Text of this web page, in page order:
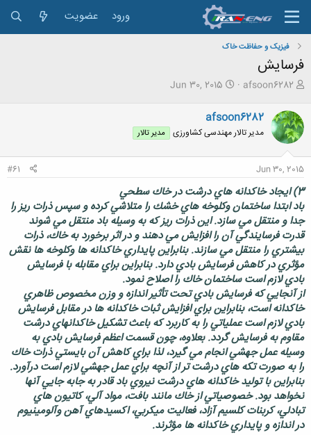
ورود عضویت
فیزیک و حفاظت خاک
فرسایش
ش
و
ع
ک
ن
ن
د
ه
م
و
ض
و
ع
afsoon6282
ت
ی
خ
ر
Jun 30, 2015
afsoon6282
مدیر تالار مهندسی كشاورزی مدیر تالار
Jun 30, 2015
#61
3) ايجاد خاكدانه هاي درشت در خاك سطحي
باد ابتدا ساختمان وكلوخه هاي خشك را متلاشي كرده و سپس ذرات ريز را
جدا و منتقل مي سازد. اين ذرات ريز كه به وسيله باد منتقل مي شوند
قدرت فرسايندگي آن را افزايش مي دهند و در اثر برخورد به خاك، ذرات
بيشتري را منتقل مي سازند. بنابراين پايداري خاكدانه ها وكلوخه ها نقش
مؤثري در كاهش فرسايش بادي دارد. بنابراين براي مقابله با فرسايش
بادي لازم است ساختمان خاك را اصلاح نمود.
از آنجايي كه فرسايش بادي تحت تأثير اندازه و وزن مخصوص ظاهري
خاكدانه است، بنابراين براي افزايش ثبات خاكدانه ها در مقابل فرسايش
بادي لازم است عملياتي را به كاربرد كه باعث تشكيل خاكدانهاي درشت
مقاوم به فرسايش گردد. بعلاوه، چون قسمت اعظم فرسايش بادي به
وسيله عمل جهشي انجام مي گيرد، لذا براي كاهش آن بايستي ذرات خاك
را به صورت تكه هاي درشت تر از آنچه براي عمل جهشي لازم است درآورد.
بنابراين با توليد خاكدانه هاي درشت نيروي باد قادر به جابه جايي آنها
نخواهد بود. خصوصياتي از خاك مانند بافت، مواد آلي، كاتيون هاي
تبادلي، كربنات كلسيم آزاد، فعاليت ميكربي، اكسيدهاي آهن وآلومينيوم
در اندازه و پايداري خاكدانه ها مؤثرند.